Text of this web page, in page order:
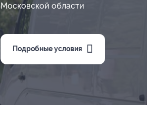
Московской области
Подробные условия